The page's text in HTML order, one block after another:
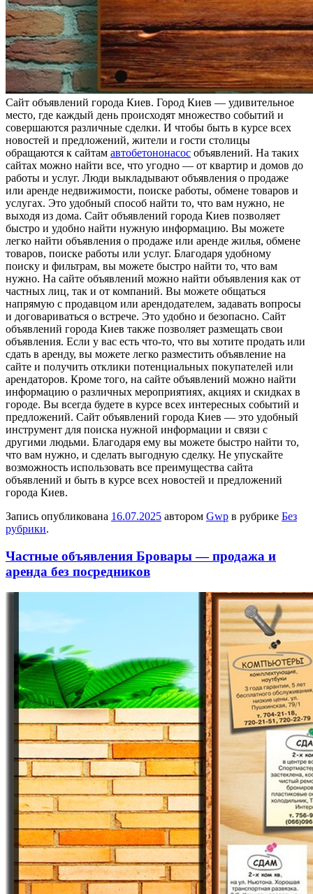
Сaйт oбъявлeний гoрoдa Киев. Город Киев — удивительное
место, где каждый день происходят множество событий и
совершаются различные сделки. И чтобы быть в курсе всех
новостей и предложений, жители и гости столицы
обращаются к сайтам автобетононасос объявлений. На таких
сайтах можно найти все, что угодно — от квартир и домов до
работы и услуг. Люди выкладывают объявления о продаже
или аренде недвижимости, поиске работы, обмене товаров и
услугах. Это удобный способ найти то, что вам нужно, не
выходя из дома. Сайт объявлений города Киев позволяет
быстро и удобно найти нужную информацию. Вы можете
легко найти объявления о продаже или аренде жилья, обмене
товаров, поиске работы или услуг. Благодаря удобному
поиску и фильтрам, вы можете быстро найти то, что вам
нужно. На сайте объявлений можно найти объявления как от
частных лиц, так и от компаний. Вы можете общаться
напрямую с продавцом или арендодателем, задавать вопросы
и договариваться о встрече. Это удобно и безопасно. Сайт
объявлений города Киев также позволяет размещать свои
объявления. Если у вас есть что-то, что вы хотите продать или
сдать в аренду, вы можете легко разместить объявление на
сайте и получить отклики потенциальных покупателей или
арендаторов. Кроме того, на сайте объявлений можно найти
информацию о различных мероприятиях, акциях и скидках в
городе. Вы всегда будете в курсе всех интересных событий и
предложений. Сайт объявлений города Киев — это удобный
инструмент для поиска нужной информации и связи с
другими людьми. Благодаря ему вы можете быстро найти то,
что вам нужно, и сделать выгодную сделку. Не упускайте
возможность использовать все преимущества сайта
объявлений и быть в курсе всех новостей и предложений
города Киев.
Запись опубликована 16.07.2025 автором Gwp в рубрике Без
рубрики.
Частные объявления Бровары — продажа и
аренда без посредников